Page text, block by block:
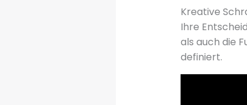
Kreative
Ihre
als auch die
definiert.